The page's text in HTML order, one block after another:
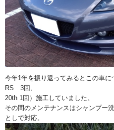
今年1年を振り返ってみるとこの車
RS 3回、
20th 1回）施工していました。
その間のメンテナンスはシャンプー洗
としで対応。